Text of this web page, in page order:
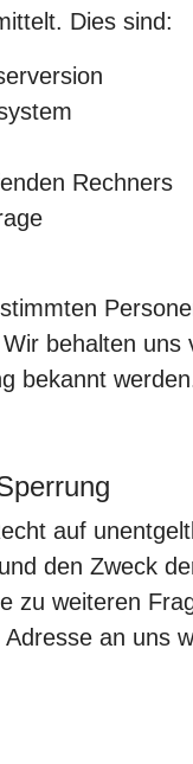
Dies sind:
Rechners
behalten
bekannt
auf
den Zweck
zu weiteren
an uns